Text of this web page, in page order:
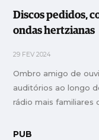
Discos pedidos,
ondas hertzianas
29 FEV 2024
Ombro amigo de
auditórios ao longo
rádio mais familiares
PUB